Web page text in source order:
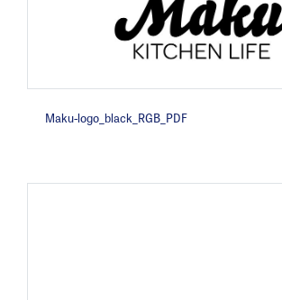
Maku-logo_black_RGB_PDF